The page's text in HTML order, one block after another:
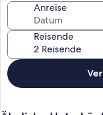
Die voll ausgestattete
Spülmaschine,
Notwendige. Im
kostenloses WLAN. Das
Bettwäsche ist
nicht gestellt.
Anreise
Reisende